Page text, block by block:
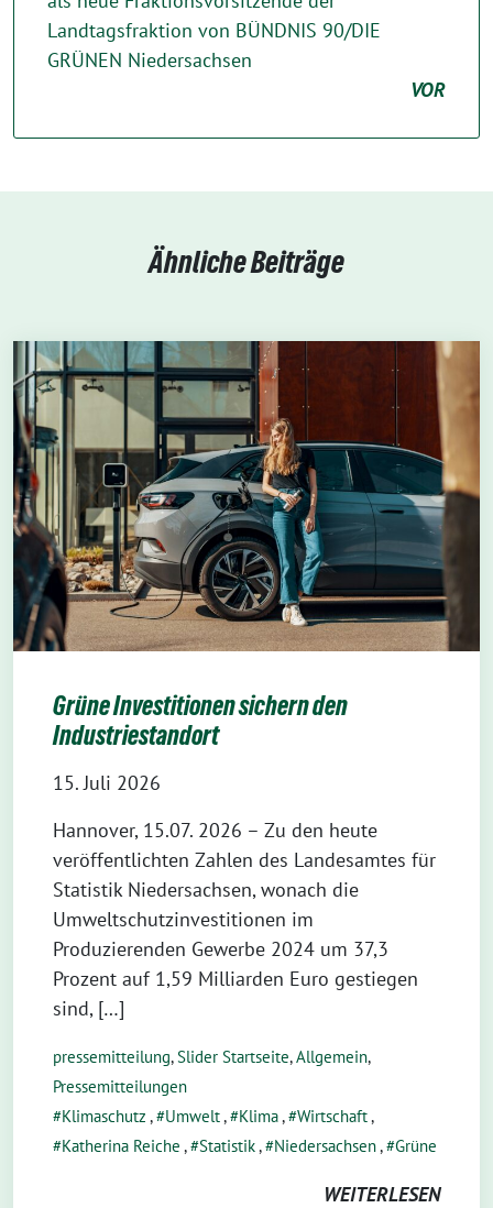
Landtagsfraktion von BÜNDNIS 90/DIE
GRÜNEN Niedersachsen
VOR
Ähnliche Beiträge
Grüne Investitionen sichern den
Industriestandort
15. Juli 2026
Hannover, 15.07. 2026 – Zu den heute
veröffentlichten Zahlen des Landesamtes für
Statistik Niedersachsen, wonach die
Umweltschutzinvestitionen im
Produzierenden Gewerbe 2024 um 37,3
Prozent auf 1,59 Milliarden Euro gestiegen
sind, […]
pressemitteilung,Slider Startseite,Allgemein,
Pressemitteilungen
Klimaschutz , Umwelt, Klima, Wirtschaft,
Katherina Reiche , Statistik, Niedersachsen, Grüne
WEITERLESEN